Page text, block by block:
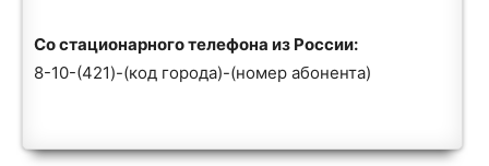
Со стационарного телефона из России:
8-10-(421)-(код города)-(номер абонента)